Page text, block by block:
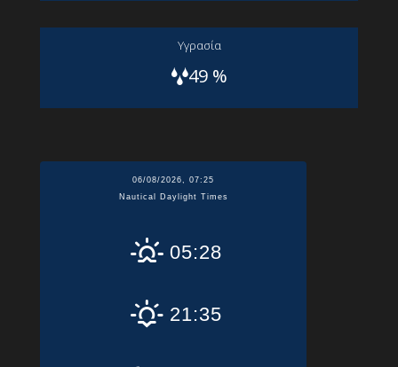
Yγρασία
49 %
06/08/2026, 07:25
Nautical Daylight Times
05:28
21:35